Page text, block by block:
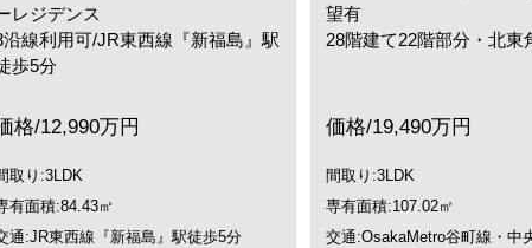
レジデンス
沿線利用可/JR東西線『新福島』駅
歩5分
格/12,990万円
取り:3LDK
有面積:84.43㎡
通:JR東西線『新福島』駅徒歩5分
望有
28階建て22階部分・北東
価格/19,490万円
間取り:3LDK
専有面積:107.02㎡
交通:OsakaMetro谷町線・中